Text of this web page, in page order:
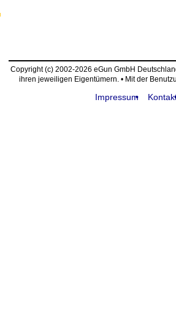
Copyright (c) 2002-2026 eGun GmbH
ihren jeweiligen Eigentümern. • Mit der
Impressum